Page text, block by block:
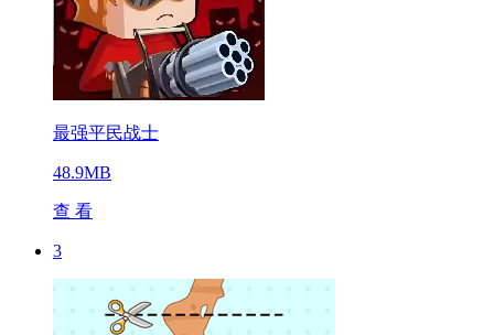
最强平民战士
48.9MB
查 看
3